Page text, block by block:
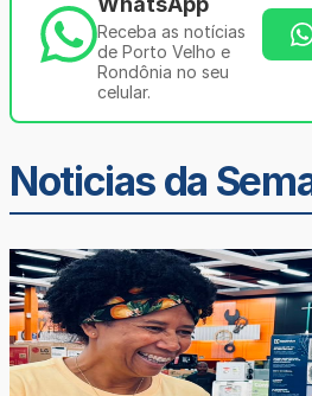
Receba as notícias
de Porto Velho e
Rondônia no seu
celular.
Noticias da